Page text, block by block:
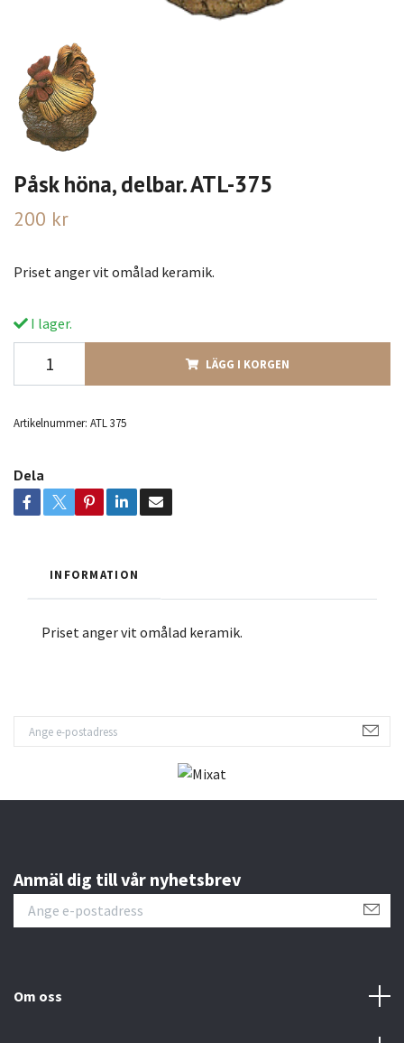
Påsk höna, delbar. ATL-375
200 kr
Priset anger vit omålad keramik.
I lager.
LÄGG I KORGEN
Artikelnummer: ATL 375
Dela
INFORMATION
Priset anger vit omålad keramik.
Anmäl dig till vår nyhetsbrev
Om oss